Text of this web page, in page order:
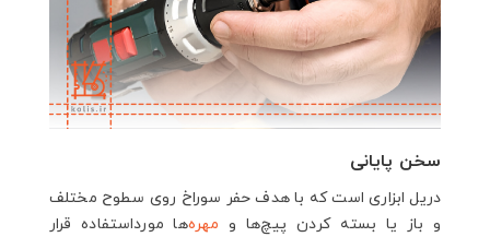
سخن پایانی
دریل ابزاری است که با هدف حفر سوراخ روی سطوح مختلف
و باز یا بسته کردن پیچ‌ها و مهره‌ها مورداستفاده قرار